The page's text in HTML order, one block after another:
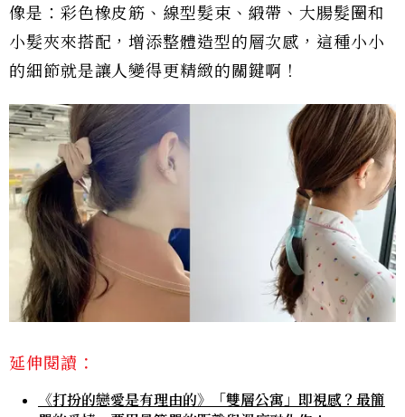
像是：彩色橡皮筋、線型髮束、緞帶、大腸髮圈和
小髮夾來搭配，增添整體造型的層次感，這種小小
的細節就是讓人變得更精緻的關鍵啊！
延伸閱讀：
《打扮的戀愛是有理由的》「雙層公寓」即視感？最簡